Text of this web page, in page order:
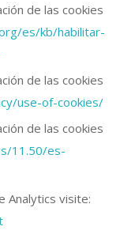
de las cookies
es/kb/habilitar-
de las cookies
use-of-cookies/
de las cookies
11.50/es-
Analytics visite: